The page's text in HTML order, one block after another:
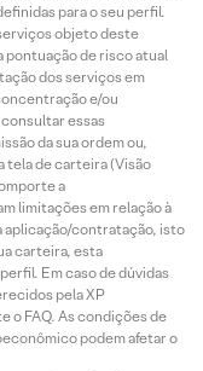
para o seu perfil.
objeto deste
pontuação de risco atual
dos serviços em
e/ou
essas
da sua ordem ou,
tela de carteira (Visão
a
limitações em relação à
aplicação/contratação, isto
carteira, esta
Em caso de dúvidas
pela XP
o FAQ. As condições de
podem afetar o